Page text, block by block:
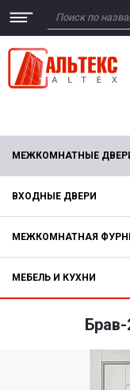
МЕЖКОМНАТНЫЕ
ВХОДНЫЕ ДВЕРИ
МЕЖКОМНАТНАЯ
МЕБЕЛЬ И КУХНИ